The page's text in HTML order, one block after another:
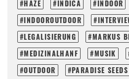
HAZE
INDICA
INDOOR
INDOOROUTDOOR
LEGALISIERUNG
MARKUS
MEDIZINALHANF
MUSIK
OUTDOOR
PARADISE SEEDS